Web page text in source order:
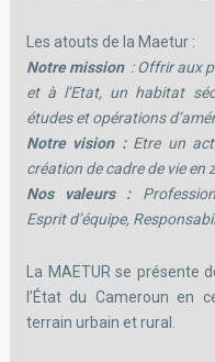
Les atouts de la Maetur :
Notre mission: Offrir aux
et à l’Etat, un habitat
études et opérations
Notre vision : Etre un
création de cadre de vie en
Nos valeurs :
Esprit d’équipe,
La MAETUR se présente
l’État du Cameroun en
terrain urbain et rural.